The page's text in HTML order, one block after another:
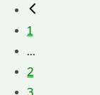
1
...
2